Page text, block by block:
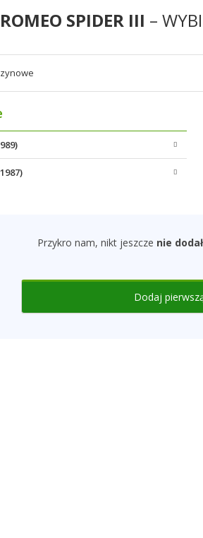
SPIDER III –
Przykro nam, nikt jeszcze nie
Dodaj